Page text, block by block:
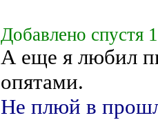
Добавлено спустя
А еще я любил
опятами.
Не плюй в